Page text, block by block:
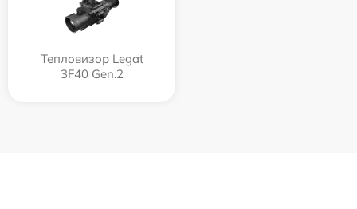
Тепловизор Legat
3F40 Gen.2